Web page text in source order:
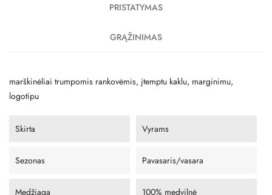
PRISTATYMAS
GRĄŽINIMAS
marškinėliai trumpomis rankovėmis, įtemptu kaklu, marginimu,
logotipu
Skirta Vyrams
Sezonas Pavasaris/vasara
Medžiaga 100% medvilnė